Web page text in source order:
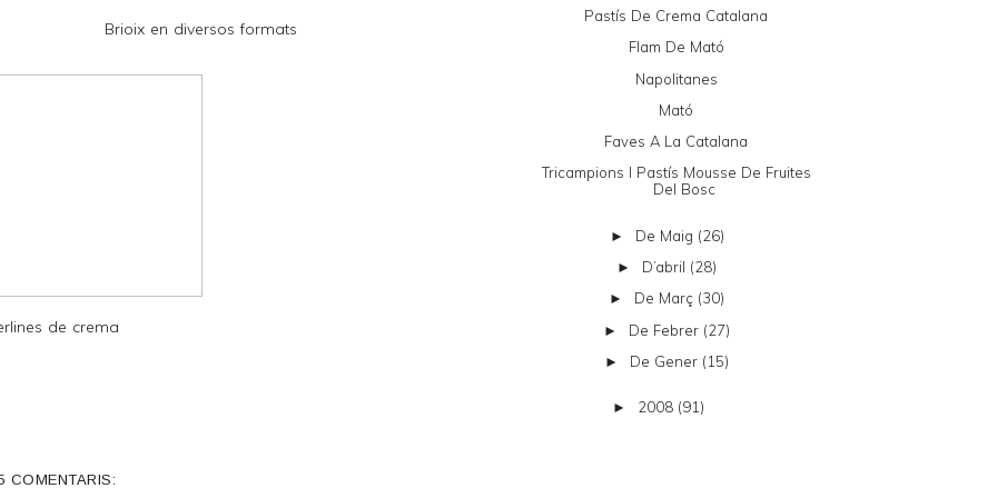
Brioix en diversos formats
de crema
COMENTARIS:
Pastís De Crema Catalana
Flam De Mató
Napolitanes
Mató
Faves A La Catalana
Tricampions I Pastís Mousse De Fruites
Del Bosc
► De Maig (26)
► D’abril (28)
► De Març (30)
► De Febrer (27)
► De Gener (15)
► 2008 (91)